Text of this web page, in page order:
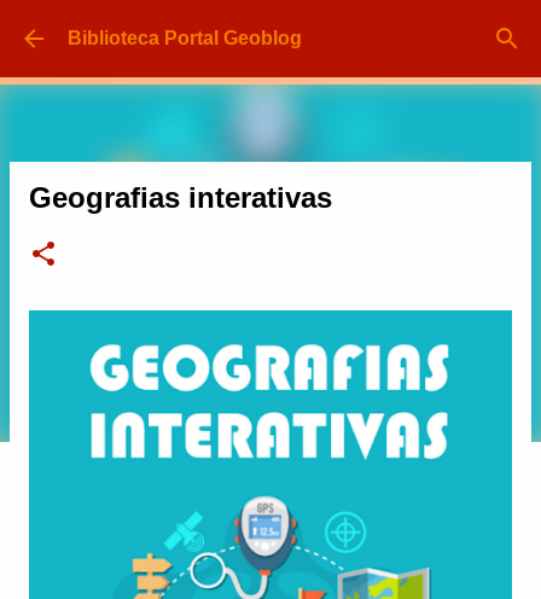
Pular para o conteúdo principal
Biblioteca Portal Geoblog
Geografias interativas